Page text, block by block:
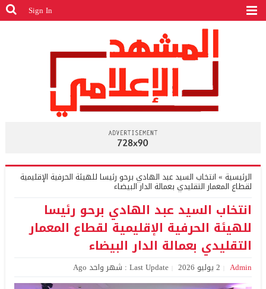
Sign In
الرئيسية » انتخاب السيد عبد الهادي برحو رئيسا للهيئة الحرفية الإقليمية
لقطاع المعمار التقليدي بعمالة الدار البيضاء
انتخاب السيد عبد الهادي برحو رئيسا
للهيئة الحرفية الإقليمية لقطاع المعمار
التقليدي بعمالة الدار البيضاء
Admin 2 يوليو 2026 Last Update : شهر واحد Ago